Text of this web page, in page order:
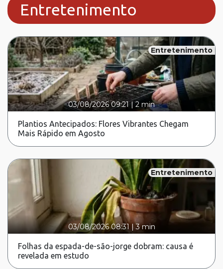
Entretenimento
Entretenimento
03/08/2026 09:21|2 min
Plantios Antecipados: Flores Vibrantes Chegam
Mais Rápido em Agosto
Entretenimento
03/08/2026 08:31 |3 min
Folhas da espada-de-são-jorge dobram: causa é
revelada em estudo